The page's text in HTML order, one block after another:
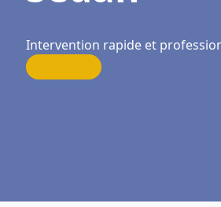
Intervention rapide et